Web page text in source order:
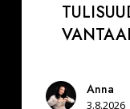
Anna
3.8.2026